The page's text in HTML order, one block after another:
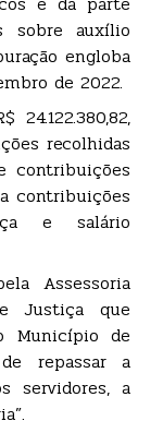
sobre auxílio
engloba
de 2022.
recolhidas
contribuições
contribuições
e salário
Assessoria
Justiça que
Município de
repassar a
servidores, a